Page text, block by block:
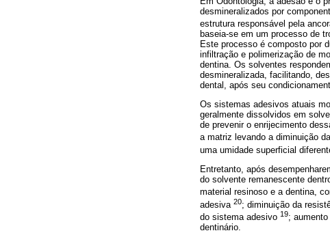
desmineralizados por
estrutura responsável pela
baseia-se em um processo de
Este processo é composto por
infiltração e polimerização de
dentina. Os solventes
desmineralizada, facilitando,
dental, após seu
Os sistemas adesivos atuais
geralmente dissolvidos em
de prevenir o enrijecimento
a matriz levando a diminuição
uma umidade superficial
Entretanto, após
do solvente remanescente
material resinoso e a dentina,
adesiva 20; diminuição da
do sistema adesivo 19;
dentinário.